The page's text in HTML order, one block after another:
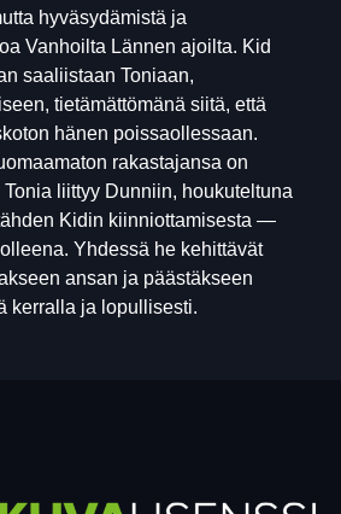
hyväsydämistä ja
Vanhoilta Lännen ajoilta. Kid
saaliistaan Toniaan,
tietämättömänä siitä, että
hänen poissaollessaan.
rakastajansa on
liittyy Dunniin, houkuteltuna
Kidin kiinniottamisesta —
Yhdessä he kehittävät
ansan ja päästäkseen
kerralla ja lopullisesti.